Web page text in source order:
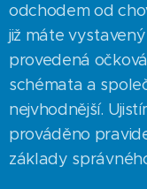
odchodem od
již máte
provedená
schémata a
nejvhodnější.
prováděno
základy